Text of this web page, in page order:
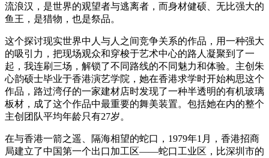
流浪汉，是世界的观望者与逃离者，而身材健硕、无比强大的
鱼王，是猎物，也是祭品。
这个探讨现实世界中人与人之间竞争关系的作品，用一种强大
的吸引力，把现场观众和穿梭于艺术中心的路人凝聚到了一
起，我连刷三场，解锁了不同路线的不同魅力和体验。主创朱
心韵硕士毕业于香港演艺学院，她在香港求学时开始构思这个
作品，路过湾仔的一家建材店时发现了一种半透明的有机玻璃
板材，成了这个作品中最重要的舞美装置。包括她在内的整个
主创团队平均年龄只有27岁。
在与香港一箭之遥、隔海相望的蛇口，1979年1月，香港招商
局建立了中国第一个出口加工区——蛇口工业区，比深圳市的